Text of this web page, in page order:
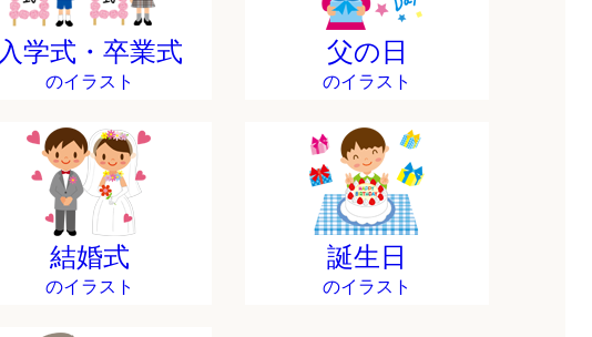
入学式・卒業式
のイラスト
父の日
のイラスト
結婚式
のイラスト
誕生日
のイラスト